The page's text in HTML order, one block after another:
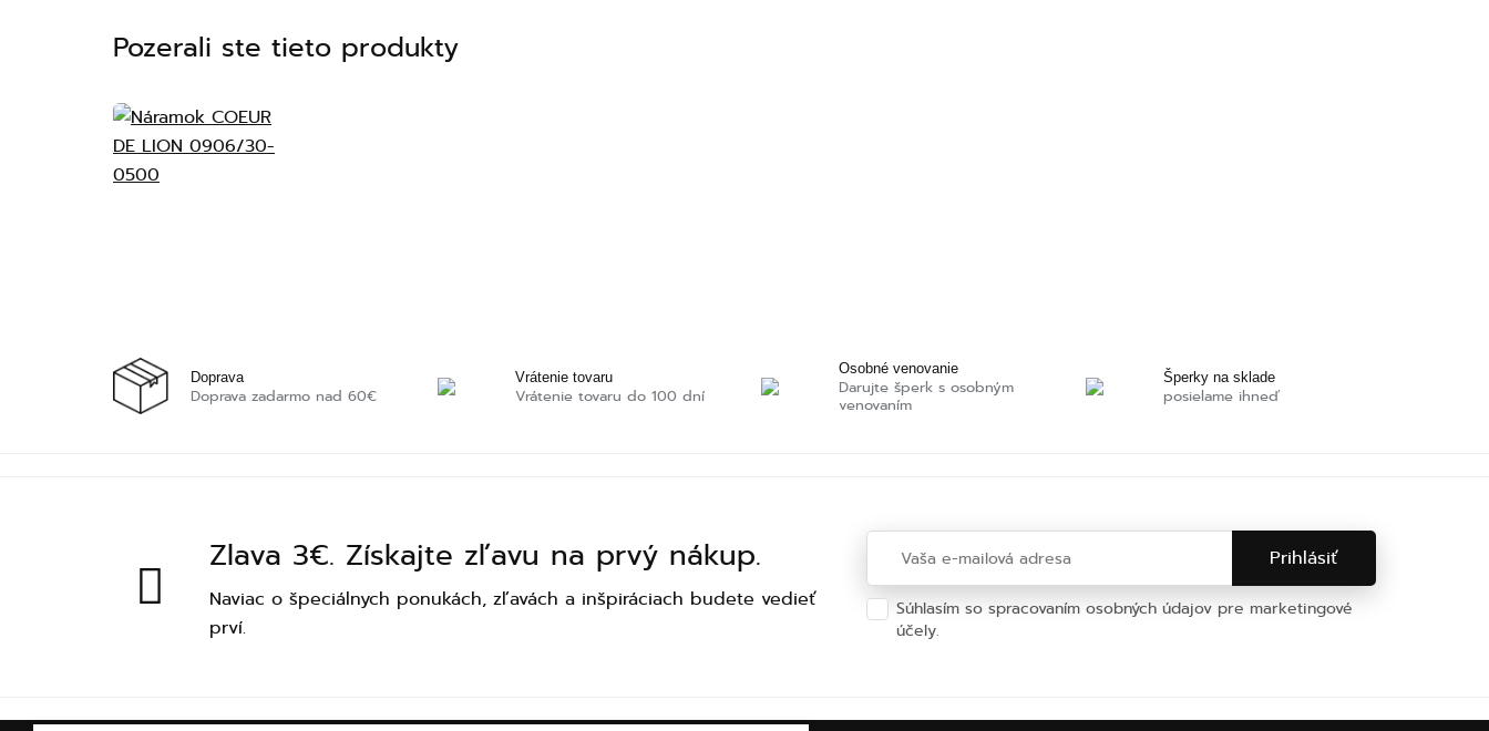
Pozerali ste tieto produkty
Doprava
Doprava zadarmo nad 60€
Vrátenie tovaru
Vrátenie tovaru do 100 dní
Osobné venovanie
Darujte šperk s osobným
venovaním
Šperky na sklade
posielame ihneď
Zlava 3€. Získajte zľavu na prvý nákup.
Naviac o špeciálnych ponukách, zľavách a inšpiráciach budete vedieť
prví.
Súhlasím so spracovaním osobných údajov pre marketingové
účely.